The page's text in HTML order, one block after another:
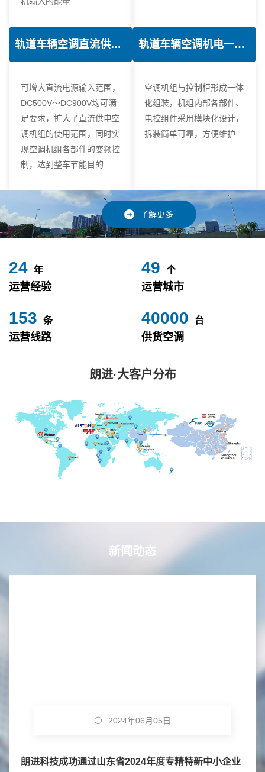
轨道车辆空调直流供电技术
可增大直流电源输入范围，
DC500V～DC900V均可满
足要求，扩大了直流供电空
调机组的使用范围，同时实
现空调机组各部件的变频控
制，达到整车节能目的
轨道车辆空调机电一体化技术
空调机组与控制柜形成一体
化组装，机组内部各部件、
电控组件采用模块化设计，
拆装简单可靠，方便维护
了解更多
24 年
运营经验
49 个
运营城市
153 条
运营线路
40000 台
供货空调
朗进·大客户分布
新闻动态
2024年06月05日
朗进科技成功通过山东省2024年度专精特新中小企业